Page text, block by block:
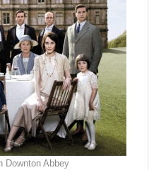
Downton Abbey